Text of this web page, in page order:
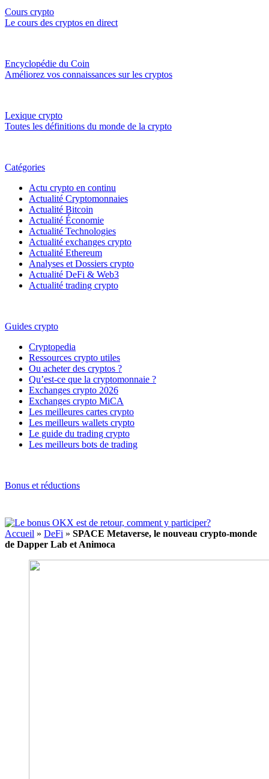
Cours crypto
Le cours des cryptos en direct
Encyclopédie du Coin
Améliorez vos connaissances sur les cryptos
Lexique crypto
Toutes les définitions du monde de la crypto
Catégories
Actu crypto en continu
Actualité Cryptomonnaies
Actualité Bitcoin
Actualité Économie
Actualité Technologies
Actualité exchanges crypto
Actualité Ethereum
Analyses et Dossiers crypto
Actualité DeFi & Web3
Actualité trading crypto
Guides crypto
Cryptopedia
Ressources crypto utiles
Ou acheter des cryptos ?
Qu’est-ce que la cryptomonnaie ?
Exchanges crypto 2026
Exchanges crypto MiCA
Les meilleures cartes crypto
Les meilleurs wallets crypto
Le guide du trading crypto
Les meilleurs bots de trading
Bonus et réductions
Accueil » DeFi » SPACE Metaverse, le nouveau crypto-monde
de Dapper Lab et Animoca